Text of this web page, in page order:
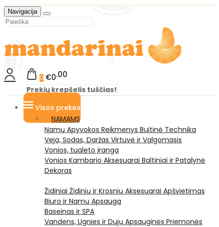
Navigacija
0 €0 00
Prekių krepšelis tuščias!
Visos prekės
NAMAMS
Namų Apyvokos Reikmenys Buitinė Technika
Veja, Sodas, Daržas Virtuvė ir Valgomasis
Vonios, tualeto įranga
Vonios Kambario Aksesuarai Baltiniai ir Patalynė
Dekoras
Židiniai Židinių ir Krosnių Aksesuarai Apšvietimas
Biuro ir Namų Apsauga
Baseinas ir SPA
Vandens, Ugnies ir Dujų Apsauginės Priemonės